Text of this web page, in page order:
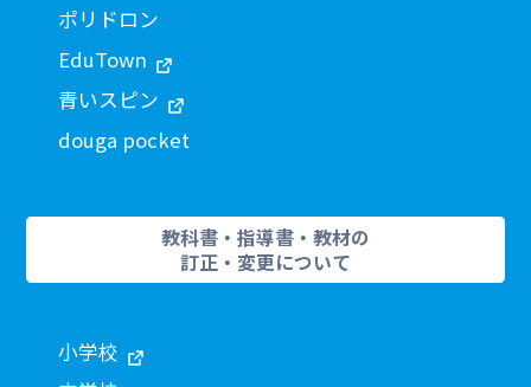
ポリドロン
EduTown
青いスピン
douga pocket
教科書・指導書・教材の
訂正・変更について
小学校